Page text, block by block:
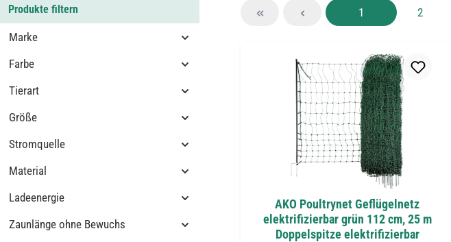
Produkte filtern
Marke
Farbe
Tierart
Größe
Stromquelle
Material
Ladeenergie
Zaunlänge ohne Bewuchs
Seite
1 Seite
2
AKO Poultrynet Geflügelnetz
elektrifizierbar grün 112 cm, 25 m
Doppelspitze elektrifizierbar